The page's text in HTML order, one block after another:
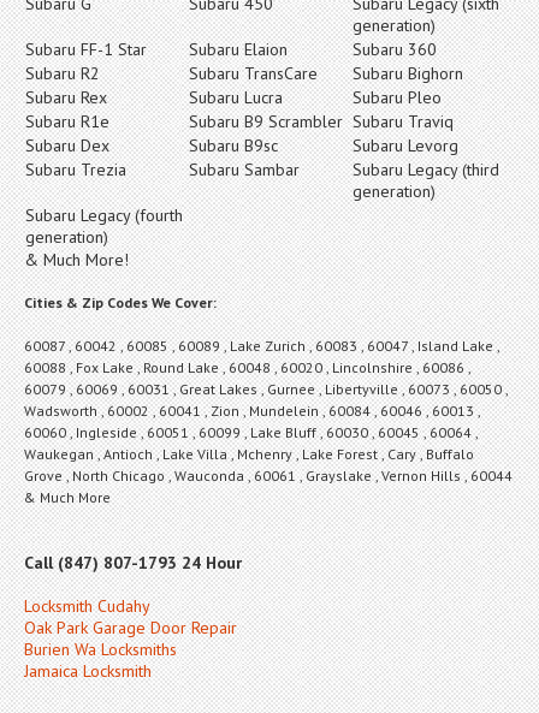
generation)
Subaru FF-1 Star
Subaru Elaion
Subaru 360
Subaru R2
Subaru TransCare
Subaru Bighorn
Subaru Rex
Subaru Lucra
Subaru Pleo
Subaru R1e
Subaru B9 Scrambler Subaru Traviq
Subaru Dex
Subaru B9sc
Subaru Levorg
Subaru Trezia
Subaru Sambar
Subaru Legacy (third
generation)
Subaru Legacy (fourth
generation)
& Much More!
Cities & Zip Codes We Cover:
60087 , 60042 , 60085 , 60089 , Lake Zurich , 60083 , 60047 , Island Lake ,
60088 , Fox Lake , Round Lake , 60048 , 60020 , Lincolnshire , 60086 ,
60079 , 60069 , 60031 , Great Lakes , Gurnee , Libertyville , 60073 , 60050 ,
Wadsworth , 60002 , 60041 , Zion , Mundelein , 60084 , 60046 , 60013 ,
60060 , Ingleside , 60051 , 60099 , Lake Bluff , 60030 , 60045 , 60064 ,
Waukegan , Antioch , Lake Villa , Mchenry , Lake Forest , Cary , Buffalo
Grove , North Chicago , Wauconda , 60061 , Grayslake , Vernon Hills , 60044
& Much More
Call (847) 807-1793 24 Hour
Locksmith Cudahy
Oak Park Garage Door Repair
Burien Wa Locksmiths
Jamaica Locksmith